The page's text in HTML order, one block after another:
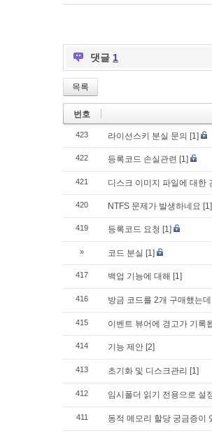
댓글 1
목록
번호
423 라이선스키 분실 문의 [1]
422 등록코드 손실관련 [1]
421 디스크 이미지 파일에 대한
420 NTFS 문제가 발생하네요 [1]
419 등록코드 요청 [1]
» 코드 분실 [1]
417 백업 기능에 대해 [1]
416 방금 코드를 2개 구매했는
415 이벤트 뷰어에 경고가 기록
414 기능 제안 [2]
413 초기화 및 디스크관리 [1]
412 임시폴더 읽기 전용으로 설
411 동적 메모리 할당 궁금증이